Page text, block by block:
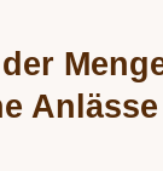
Anlässe